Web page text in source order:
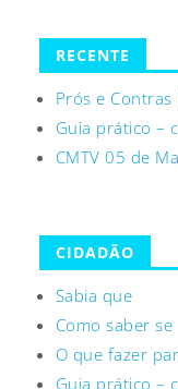
RECENTE
Prós e
Guia prático –
CMTV 05 de
CIDADÃO
Sabia que
Como saber se
O que fazer
Guia prático –